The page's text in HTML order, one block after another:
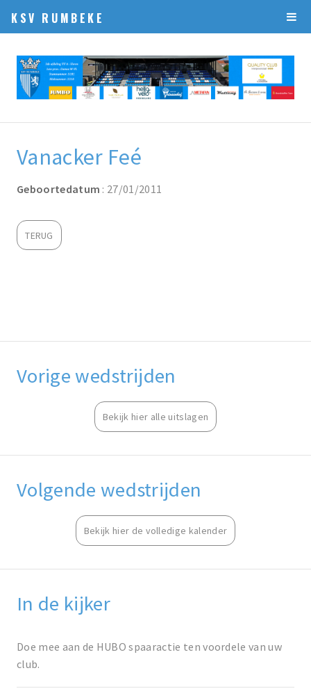
KSV RUMBEKE
Vanacker Feé
Geboortedatum : 27/01/2011
TERUG
Vorige wedstrijden
Bekijk hier alle uitslagen
Volgende wedstrijden
Bekijk hier de volledige kalender
In de kijker
Doe mee aan de HUBO spaaractie ten voordele van uw
club.